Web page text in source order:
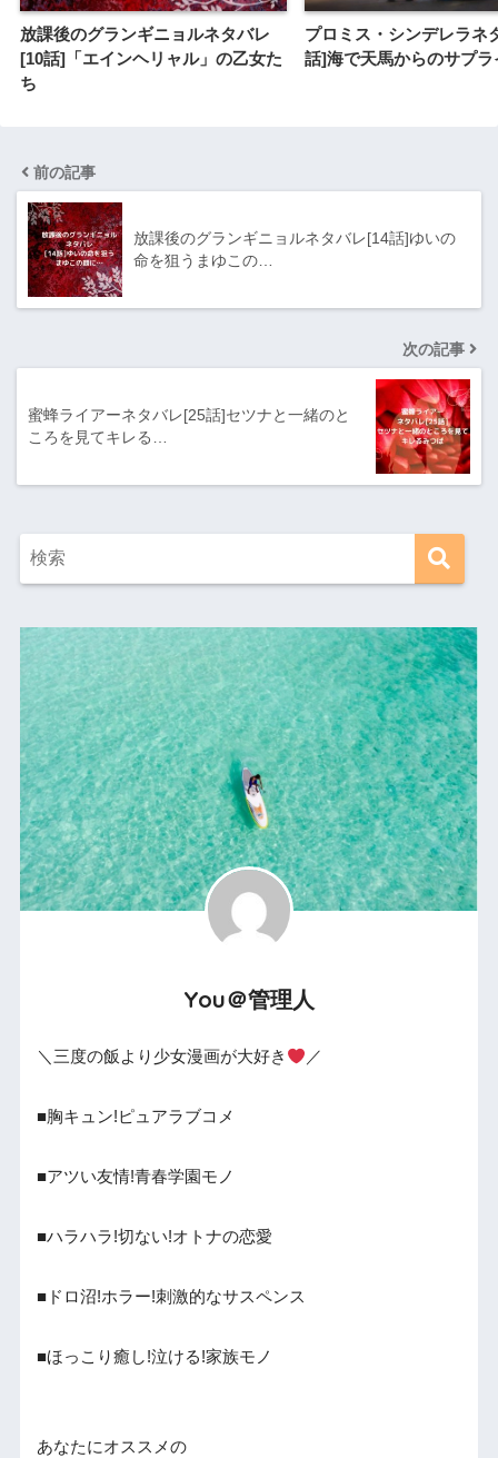
放課後のグランギニョルネタバレ
[10話]「エインヘリャル」の乙女た
ち
プロミス・シンデレラネ
話]海で天馬からのサプラ
前の記事
放課後のグランギニョルネタバレ[14話]ゆいの
命を狙うまゆこの…
次の記事
蜜蜂ライアーネタバレ[25話]セツナと一緒のと
ころを見てキレる…
You＠管理人
＼三度の飯より少女漫画が大好き ／
■胸キュン!ピュアラブコメ
■アツい友情!青春学園モノ
■ハラハラ!切ない!オトナの恋愛
■ドロ沼!ホラー!刺激的なサスペンス
■ほっこり癒し!泣ける!家族モノ
あなたにオススメの